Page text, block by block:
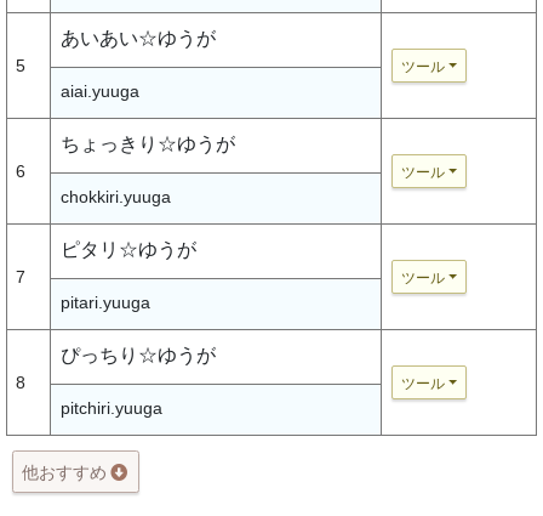
5
あいあい☆ゆうが
ツール
aiai.yuuga
6
ちょっきり☆ゆうが
ツール
chokkiri.yuuga
7
ピタリ☆ゆうが
ツール
pitari.yuuga
8
ぴっちり☆ゆうが
ツール
pitchiri.yuuga
他おすすめ